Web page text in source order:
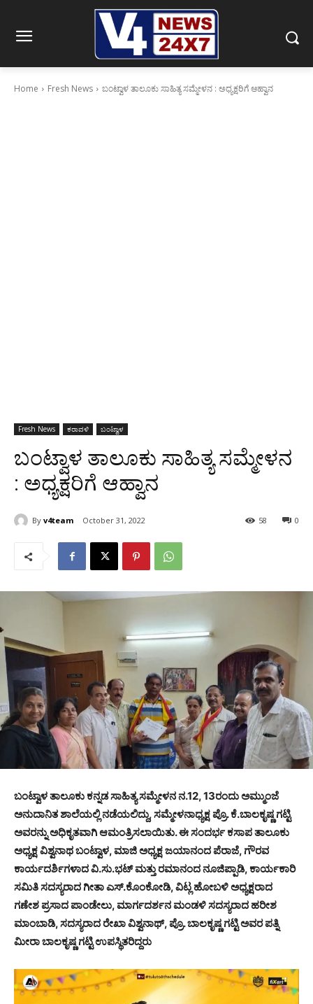
Home Fresh News ಬಂಟ್ವಾಳ ತಾಲೂಕು ಸಾಹಿತ್ಯ ಸಮ್ಮೇಳನ : ಅಧ್ಯಕ್ಷರಿಗೆ ಆಹ್ವಾನ
Fresh News ಕರಾವಳಿ ಬಂಟ್ವಾಳ
ಬಂಟ್ವಾಳ ತಾಲೂಕು ಸಾಹಿತ್ಯ ಸಮ್ಮೇಳನ
: ಅಧ್ಯಕ್ಷರಿಗೆ ಆಹ್ವಾನ
By v4team October 31, 2022 0
58
ಬಂಟ್ವಾಳ ತಾಲೂಕು ಕನ್ನಡ ಸಾಹಿತ್ಯ ಸಮ್ಮೇಳನ ನ.12, 13ರಂದು ಅಮ್ಮುಂಜೆ
ಅನುದಾನಿತ ಶಾಲೆಯಲ್ಲಿ ನಡೆಯಲಿದ್ದು, ಸಮ್ಮೇಳನಾಧ್ಯಕ್ಷ ಪ್ರೊ. ಕೆ.ಬಾಲಕೃಷ್ಣ ಗಟ್ಟಿ
ಅವರನ್ನು ಅಧಿಕೃತವಾಗಿ ‌ಆಮಂತ್ರಿಸಲಾಯಿತು. ಈ ಸಂದರ್ಭ ‌ಕಸಾಪ ತಾಲೂಕು
‌ಅಧ್ಯಕ್ಷ‌ ವಿಶ್ವನಾಥ ಬಂಟ್ವಾಳ, ‌ಮಾಜಿ ಅಧ್ಯಕ್ಷ ಜಯಾನಂದ ಪೆರಾಜೆ, ಗೌರವ
ಕಾರ್ಯದರ್ಶಿಗಳಾದ ವಿ.ಸು.ಭಟ್ ಮತ್ತು ರಮಾನಂದ ನೂಜಿಪ್ಪಾಡಿ, ಕಾರ್ಯಕಾರಿ
ಸಮಿತಿ ಸದಸ್ಯರಾದ ಗೀತಾ ಎಸ್.ಕೊಂಕೋಡಿ, ವಿಟ್ಲ ಹೋಬಳಿ‌ ಅಧ್ಯಕ್ಷರಾದ
ಗಣೇಶ ಪ್ರಸಾದ ಪಾಂಡೇಲು, ಮಾರ್ಗದರ್ಶನ ಮಂಡಳಿ‌ ಸದಸ್ಯರಾದ ಹರೀಶ
ಮಾಂಬಾಡಿ, ಸದಸ್ಯರಾದ ರೇಖಾ ವಿಶ್ವನಾಥ್, ಪ್ರೊ. ಬಾಲಕೃಷ್ಣ ಗಟ್ಟಿ ಅವರ ಪತ್ನಿ
ಮೀರಾ ಬಾಲಕೃಷ್ಣ ಗಟ್ಟಿ ಉಪಸ್ಥಿತರಿದ್ದರು